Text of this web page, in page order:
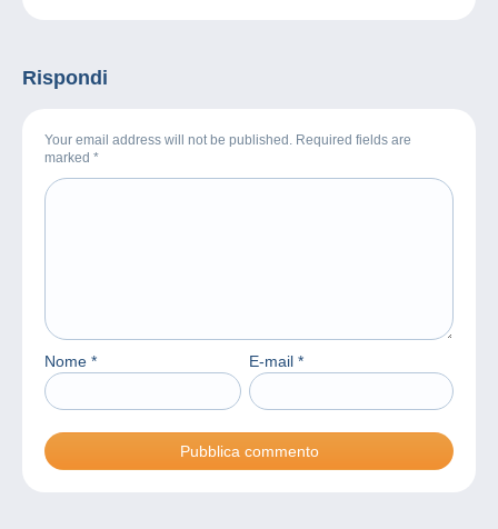
Rispondi
Your email address will not be published. Required fields are
marked *
Nome * E-mail *